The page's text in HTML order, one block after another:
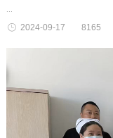
...
2024-09-17 8165